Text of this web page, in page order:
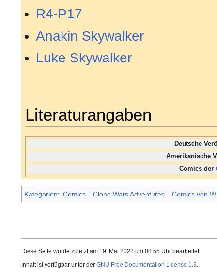
R4-P17
Anakin Skywalker
Luke Skywalker
Literaturangaben
Deutsche
Amerikanische
Comics der
Kategorien: Comics Clone Wars Adventures Comics von
Diese Seite wurde zuletzt am 19. Mai 2022 um 08:55 Uhr bearbeitet.
Inhalt ist verfügbar unter der GNU Free Documentation License 1.3.